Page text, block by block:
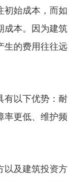
始成本，而如
成本。因为建筑
生的费用往往远
以下优势：耐
率更低、维护频
及建筑投资方